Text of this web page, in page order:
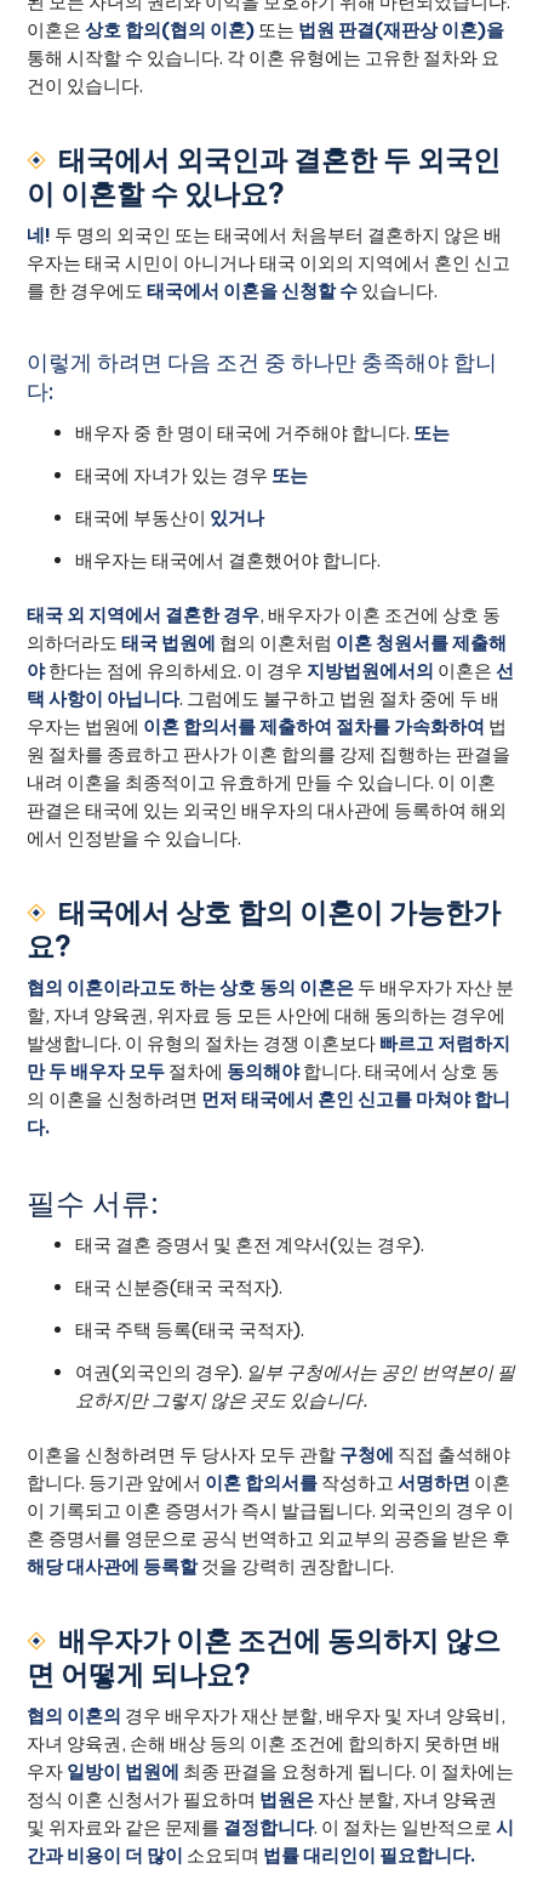
이혼은상호 합의(협의 이혼) 또는 법원 판결(재판상 이혼)을
통해 시작할 수 있습니다. 각 이혼 유형에는 고유한 절차와 요
건이 있습니다.
태국에서 외국인과 결혼한 두 외국인
이 이혼할 수 있나요?
네! 두 명의 외국인 또는 태국에서 처음부터 결혼하지 않은 배
우자는 태국 시민이 아니거나 태국 이외의 지역에서 혼인 신고
를 한 경우에도태국에서 이혼을 신청할 수 있습니다.
이렇게 하려면 다음 조건 중 하나만 충족해야 합니
다:
배우자 중 한 명이 태국에 거주해야 합니다. 또는
태국에 자녀가 있는 경우 또는
태국에 부동산이 있거나
배우자는 태국에서 결혼했어야 합니다.
태국 외 지역에서 결혼한 경우, 배우자가 이혼 조건에 상호 동
의하더라도태국 법원에 협의 이혼처럼 이혼 청원서를 제출해
야한다는 점에 유의하세요. 이 경우 지방법원에서의 이혼은선
택 사항이 아닙니다. 그럼에도 불구하고 법원 절차 중에 두 배
우자는 법원에 이혼 합의서를 제출하여 절차를 가속화하여 법
원 절차를 종료하고 판사가 이혼 합의를 강제 집행하는 판결을
내려 이혼을 최종적이고 유효하게 만들 수 있습니다. 이 이혼
판결은 태국에 있는 외국인 배우자의 대사관에 등록하여 해외
에서 인정받을 수 있습니다.
태국에서 상호 합의 이혼이 가능한가
요?
협의 이혼이라고도 하는 상호 동의 이혼은 두 배우자가 자산 분
할, 자녀 양육권, 위자료 등 모든 사안에 대해 동의하는 경우에
발생합니다. 이 유형의 절차는 경쟁 이혼보다 빠르고 저렴하지
만두 배우자 모두 절차에 동의해야합니다. 태국에서 상호 동
의 이혼을 신청하려면 먼저 태국에서 혼인 신고를 마쳐야 합니
다.
필수 서류:
태국 결혼 증명서 및 혼전 계약서(있는 경우).
태국 신분증(태국 국적자).
태국 주택 등록(태국 국적자).
여권(외국인의 경우). 일부 구청에서는 공인 번역본이 필
요하지만 그렇지 않은 곳도 있습니다.
이혼을 신청하려면 두 당사자 모두 관할 구청에 직접 출석해야
합니다. 등기관 앞에서 이혼 합의서를 작성하고서명하면 이혼
이 기록되고 이혼 증명서가 즉시 발급됩니다. 외국인의 경우 이
혼 증명서를 영문으로 공식 번역하고 외교부의 공증을 받은 후
해당 대사관에 등록할것을 강력히 권장합니다.
배우자가 이혼 조건에 동의하지 않으
면 어떻게 되나요?
협의 이혼의 경우 배우자가 재산 분할, 배우자 및 자녀 양육비,
자녀 양육권, 손해 배상 등의 이혼 조건에 합의하지 못하면 배
우자 일방이 법원에 최종 판결을 요청하게 됩니다. 이 절차에는
정식 이혼 신청서가 필요하며 법원은 자산 분할, 자녀 양육권
및 위자료와 같은 문제를 결정합니다. 이 절차는 일반적으로시
간과 비용이 더 많이 소요되며 법률 대리인이 필요합니다.